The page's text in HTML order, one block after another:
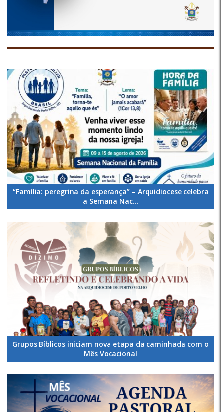
“Família: peregrina da esperança” – Arquidiocese celebra
a Semana Nac...
Grupos Bíblicos iniciam nova etapa da caminhada com o
Mês Vocacional